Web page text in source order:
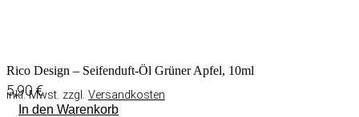
Rico Design – Seifenduft-Öl Grüner Apfel, 10ml
5,90€
inkl. Mwst. zzgl. Versandkosten
In den Warenkorb